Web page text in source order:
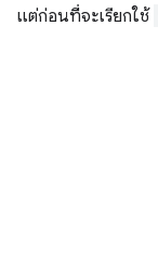
แต่ก่อนที่จะเรียกใช้